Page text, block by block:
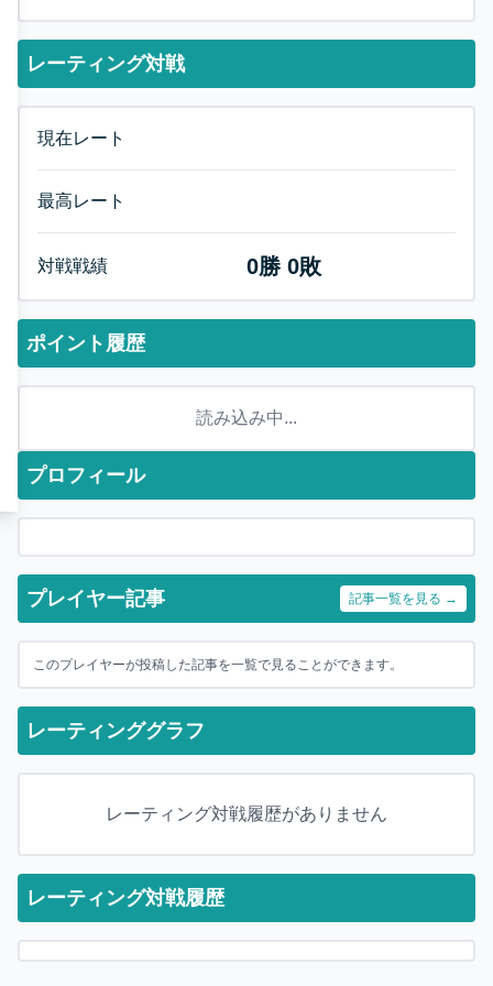
レーティング対戦
現在レート
最高レート
対戦戦績 0勝 0敗
ポイント履歴
読み込み中...
プロフィール
プレイヤー記事 記事一覧を見る →
このプレイヤーが投稿した記事を一覧で見ることができます。
レーティンググラフ
レーティング対戦履歴がありません
レーティング対戦履歴